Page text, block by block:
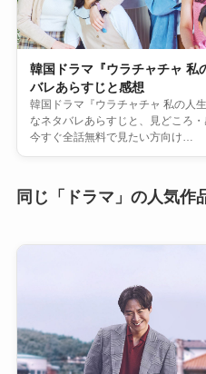
韓国ドラマ『ウラチャチャ 私
バレあらすじと感想
韓国ドラマ『ウラチャチャ 私の人
なネタバレあらすじと、見どころ
今すぐ全話無料で見たい方向け…
同じ「ドラマ」の人気作